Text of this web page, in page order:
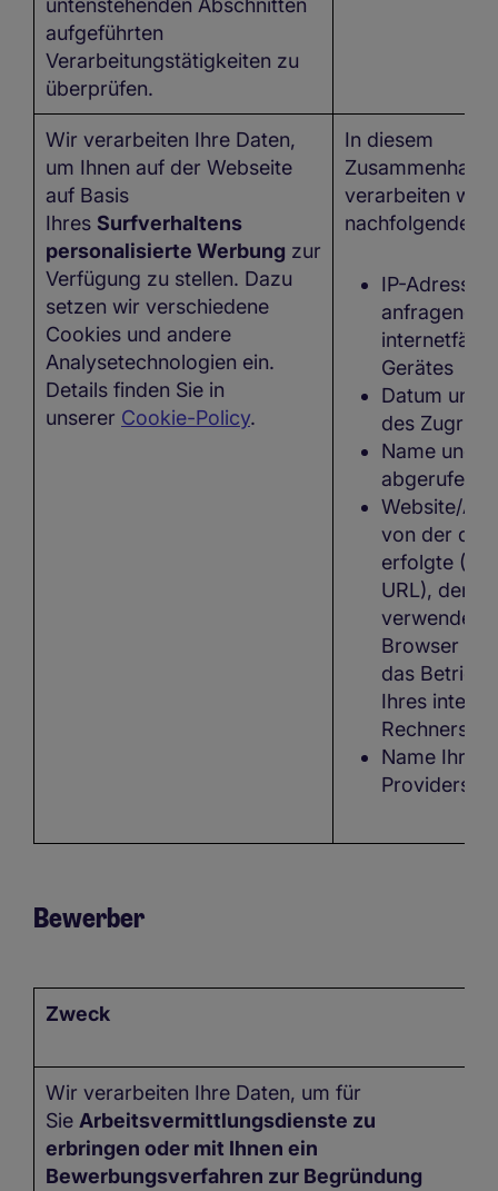
untenstehenden Abschnitten
aufgeführten
Verarbeitungstätigkeiten zu
überprüfen.
Wir verarbeiten Ihre Daten,
um Ihnen auf der Webseite
auf Basis
Ihres Surfverhaltens
personalisierte Werbung zur
Verfügung zu stellen. Dazu
setzen wir verschiedene
Cookies und andere
Analysetechnologien ein.
Details finden Sie in
unserer Cookie-Policy.
In diesem
Zusammenhang
verarbeiten wir
nachfolgenden
IP-Adresse
anfragenden
Gerätes
Datum und
des Zugriffs
Name und
Website/
von der der
erfolgte
URL), der
verwendete
Browser
das
Ihres
Rechners
Name Ihres
Providers
Bewerber
Zweck
Wir verarbeiten Ihre Daten, um für
Sie Arbeitsvermittlungsdienste zu
erbringen oder mit Ihnen ein
Bewerbungsverfahren zur Begründung